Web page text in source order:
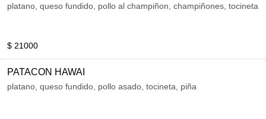
platano, queso fundido, pollo al champiñon, champiñones, tocineta
$ 21000
PATACON HAWAI
platano, queso fundido, pollo asado, tocineta, piña